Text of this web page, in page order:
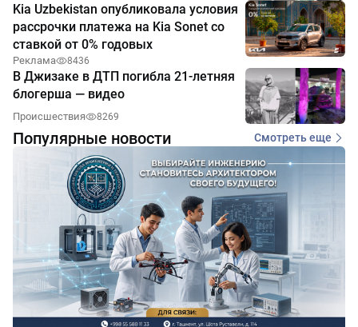
Kia Uzbekistan опубликовала условия
рассрочки платежа на Kia Sonet со
ставкой от 0% годовых
Реклама 8436
В Джизаке в ДТП погибла 21-летняя
блогерша — видео
Происшествия 8269
Популярные новости Смотреть еще